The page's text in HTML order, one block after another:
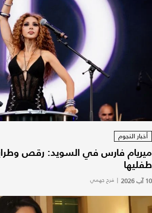
أخبار النجوم
ميريام فارس في السويد: رقص
طفليها
10 آب 2026 | فرح جهمي